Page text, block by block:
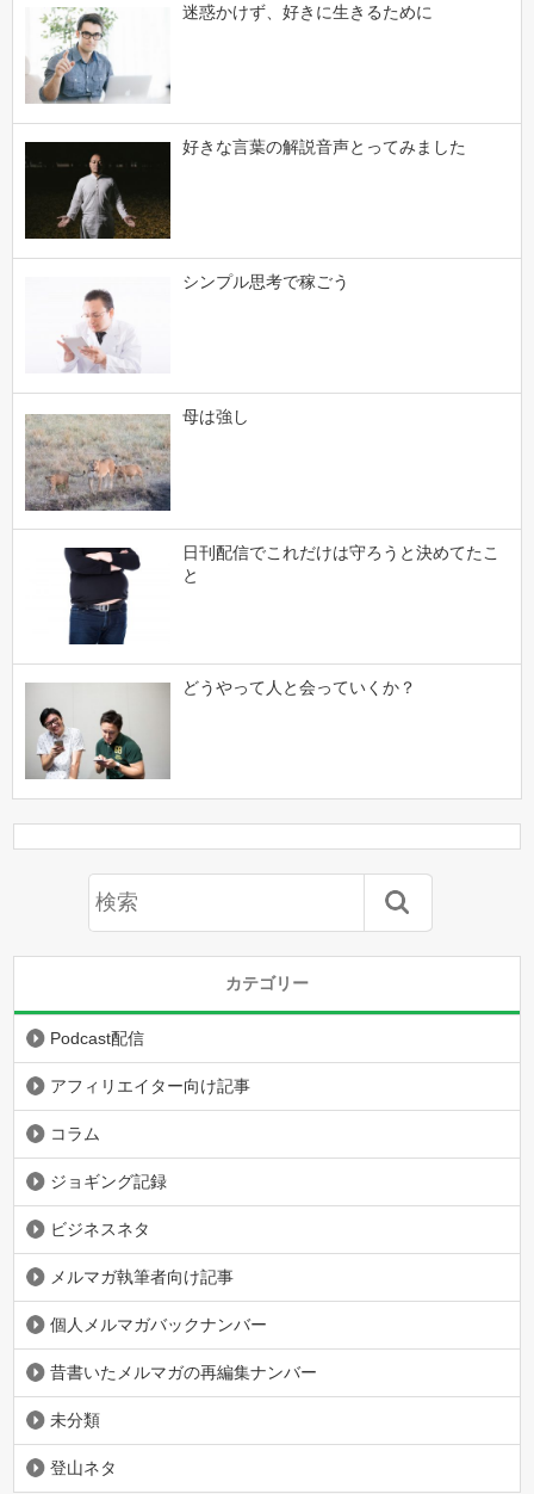
迷惑かけず、好きに生きるために
好きな言葉の解説音声とってみました
シンプル思考で稼ごう
母は強し
日刊配信でこれだけは守ろうと決めてたこ
と
どうやって人と会っていくか？
カテゴリー
Podcast配信
アフィリエイター向け記事
コラム
ジョギング記録
ビジネスネタ
メルマガ執筆者向け記事
個人メルマガバックナンバー
昔書いたメルマガの再編集ナンバー
未分類
登山ネタ